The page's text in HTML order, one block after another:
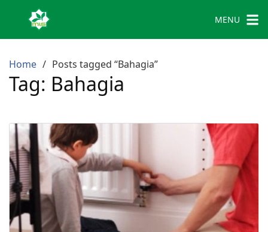
MENU
Home Posts tagged “Bahagia”
Tag: Bahagia